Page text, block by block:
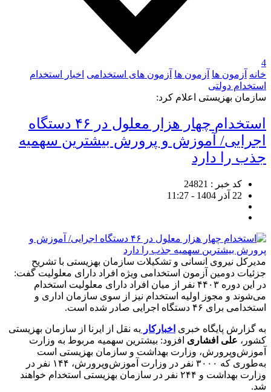
4
خانه آزمون ها آزمون ها آزمون های استخدامی اخبار استخدام
استخدام دولتی
سازمان بهزیستی اعلام کرد:
استخدام چهار هزار معلول در ۴۶ دستگاه
اجرایی/ آموزش و پرورش بیشترین سهمیه
جذب را دارد
کد خبر : 24821
22 آذر 1404 - 11:27
مدیرکل نیروی انسانی و تشکیلات سازمان بهزیستی با تشریح
جزئیات دومین آزمون استخدامی ویژه افراد دارای معلولیت گفت:
در این دوره ۴۴۰۳ نفر از میان افراد دارای معلولیت استخدام
می‌شوند و مجوز اولیه استخدام نیز از سوی سازمان اداری و
استخدامی برای ۴۶ دستگاه اجرایی صادر شده است.
به گزارش پایگاه خبری اخبارکار به نقل از
ایرنا از سازمان بهزیستی
کشور، علی افشاری افزود: بیشترین سهمیه مربوط به وزارت
آموزش‌وپرورش، وزارت بهداشت و سازمان بهزیستی است
به‌طوری که ۳۰۰۰ نفر در وزارت آموزش‌وپرورش، ۱۴۴ نفر در
وزارت بهداشت و ۲۴۴ نفر در سازمان بهزیستی استخدام خواهند
شد.